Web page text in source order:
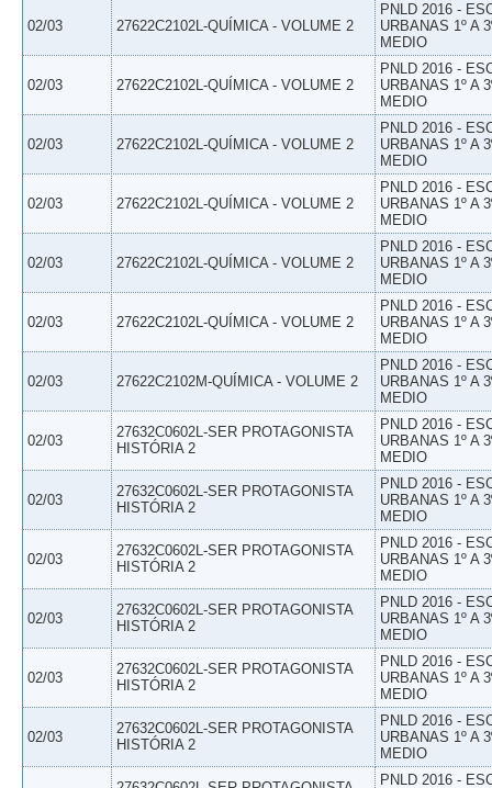
02/03 27622C2102L-QUÍMICA - VOLUME 2
PNLD 2016 -
URBANAS 1º A
MEDIO
02/03 27622C2102L-QUÍMICA - VOLUME 2
PNLD 2016 -
URBANAS 1º A
MEDIO
02/03 27622C2102L-QUÍMICA - VOLUME 2
PNLD 2016 -
URBANAS 1º A
MEDIO
02/03 27622C2102L-QUÍMICA - VOLUME 2
PNLD 2016 -
URBANAS 1º A
MEDIO
02/03 27622C2102L-QUÍMICA - VOLUME 2
PNLD 2016 -
URBANAS 1º A
MEDIO
02/03 27622C2102L-QUÍMICA - VOLUME 2
PNLD 2016 -
URBANAS 1º A
MEDIO
02/03 27622C2102M-QUÍMICA - VOLUME 2
PNLD 2016 -
URBANAS 1º A
MEDIO
02/03
27632C0602L-SER PROTAGONISTA
HISTÓRIA 2
PNLD 2016 -
URBANAS 1º A
MEDIO
02/03
27632C0602L-SER PROTAGONISTA
HISTÓRIA 2
PNLD 2016 -
URBANAS 1º A
MEDIO
02/03
27632C0602L-SER PROTAGONISTA
HISTÓRIA 2
PNLD 2016 -
URBANAS 1º A
MEDIO
02/03
27632C0602L-SER PROTAGONISTA
HISTÓRIA 2
PNLD 2016 -
URBANAS 1º A
MEDIO
02/03
27632C0602L-SER PROTAGONISTA
HISTÓRIA 2
PNLD 2016 -
URBANAS 1º A
MEDIO
02/03
27632C0602L-SER PROTAGONISTA
HISTÓRIA 2
PNLD 2016 -
URBANAS 1º A
MEDIO
PNLD 2016 -